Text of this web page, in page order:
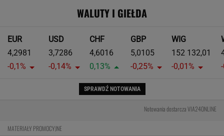
WALUTY I GIEŁDA
EUR
4,2981
-0,1%
USD
3,7286
-0,14%
CHF
4,6016
0,13%
GBP
5,0105
-0,25%
WIG
152 132,01
-0,01%
SPRAWDŹ NOTOWANIA
Notowania dostarcza VIA24ONLINE
MATERIAŁY PROMOCYJNE